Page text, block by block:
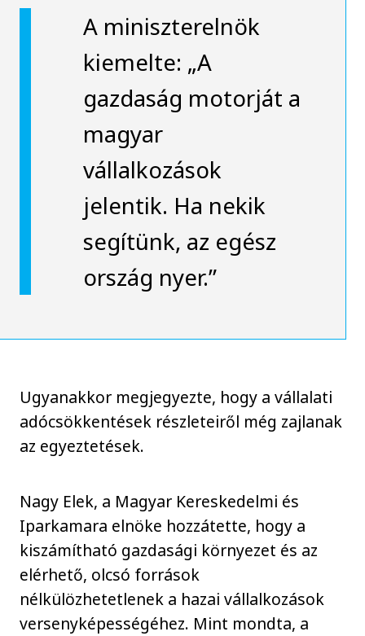
A miniszterelnök
kiemelte: „A
gazdaság motorját a
magyar
vállalkozások
jelentik. Ha nekik
segítünk, az egész
ország nyer.”
Ugyanakkor megjegyezte, hogy a vállalati
adócsökkentések részleteiről még zajlanak
az egyeztetések.
Nagy Elek, a Magyar Kereskedelmi és
Iparkamara elnöke hozzátette, hogy a
kiszámítható gazdasági környezet és az
elérhető, olcsó források
nélkülözhetetlenek a hazai vállalkozások
versenyképességéhez. Mint mondta, a